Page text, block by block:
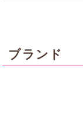
ブランド